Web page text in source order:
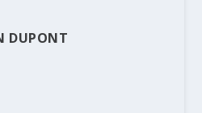
DUPONT